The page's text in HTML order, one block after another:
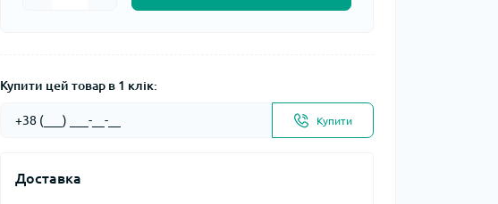
Купити цей товар в 1 клік:
Купити
Доставка